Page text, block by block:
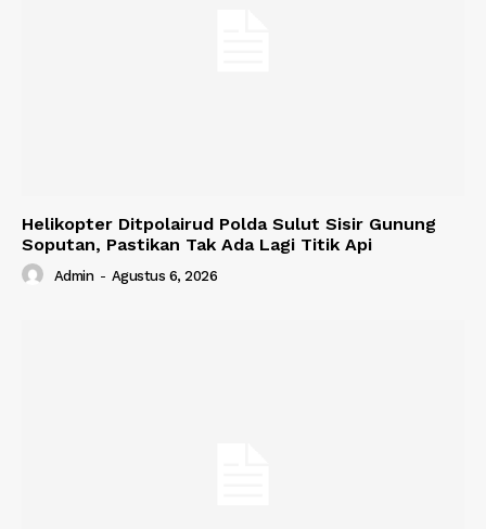
Helikopter Ditpolairud Polda Sulut Sisir Gunung
Soputan, Pastikan Tak Ada Lagi Titik Api
Admin - Agustus 6, 2026